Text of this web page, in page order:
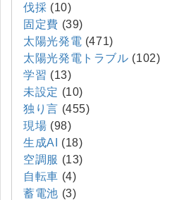
伐採 (10)
固定費 (39)
太陽光発電 (471)
太陽光発電トラブル (102)
学習 (13)
未設定 (10)
独り言 (455)
現場 (98)
生成AI
(18)
空調服 (13)
自転車 (4)
蓄電池 (3)